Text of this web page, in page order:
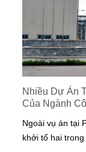
Nhiều Dự Án
Của Ngành
Ngoài vụ án tại
khởi tố hai